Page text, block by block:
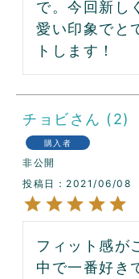
で。今回新し
愛い印象でと
トします！
チョビ 2
購入者
非公開
投稿日
2021/06/08
フィット感が
中で一番好き